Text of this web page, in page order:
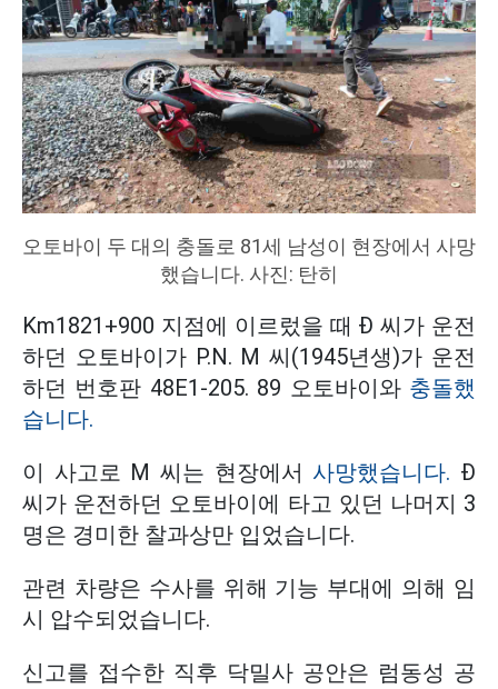
오토바이 두 대의 충돌로 81세 남성이 현장에서 사망
했습니다. 사진: 탄히
Km1821+900 지점에 이르렀을 때 Đ 씨가 운전
하던 오토바이가 P.N. M 씨(1945년생)가 운전
하던 번호판 48E1-205. 89 오토바이와 충돌했
습니다.
이 사고로 M 씨는 현장에서 사망했습니다. Đ
씨가 운전하던 오토바이에 타고 있던 나머지 3
명은 경미한 찰과상만 입었습니다.
관련 차량은 수사를 위해 기능 부대에 의해 임
시 압수되었습니다.
신고를 접수한 직후 닥밀사 공안은 럼동성 공